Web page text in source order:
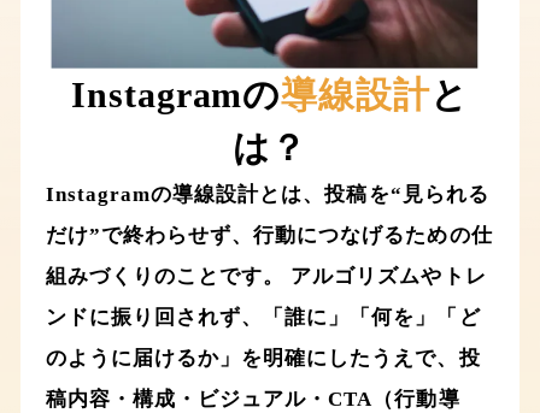
Instagramの導線設計と
は？
Instagramの導線設計とは、投稿を“見られる
だけ”で終わらせず、行動につなげるための仕
組みづくりのことです。 アルゴリズムやトレ
ンドに振り回されず、「誰に」「何を」「ど
のように届けるか」を明確にしたうえで、投
稿内容・構成・ビジュアル・CTA（行動導